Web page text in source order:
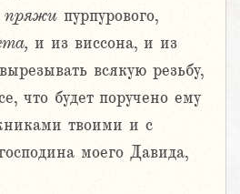
пряжи пурпурового,
и из виссона, и из
всякую резьбу,
что будет поручено ему
твоими и с
моего Давида,